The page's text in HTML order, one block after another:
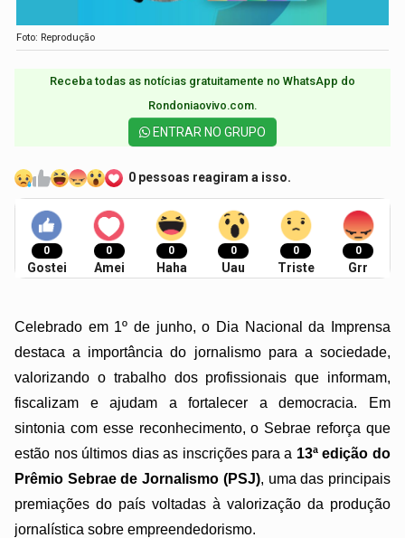
Foto: Reprodução
Receba todas as notícias gratuitamente no WhatsApp do
Rondoniaovivo.com.​
ENTRAR NO GRUPO
0 pessoas reagiram a isso.
0
Gostei
0
Amei
0
Haha
0
Uau
0
Triste
0
Grr
Celebrado em 1º de junho, o Dia Nacional da Imprensa
destaca a importância do jornalismo para a sociedade,
valorizando o trabalho dos profissionais que informam,
fiscalizam e ajudam a fortalecer a democracia. Em
sintonia com esse reconhecimento, o Sebrae reforça que
estão nos últimos dias as inscrições para a 13ª edição do
Prêmio Sebrae de Jornalismo (PSJ), uma das principais
premiações do país voltadas à valorização da produção
jornalística sobre empreendedorismo.